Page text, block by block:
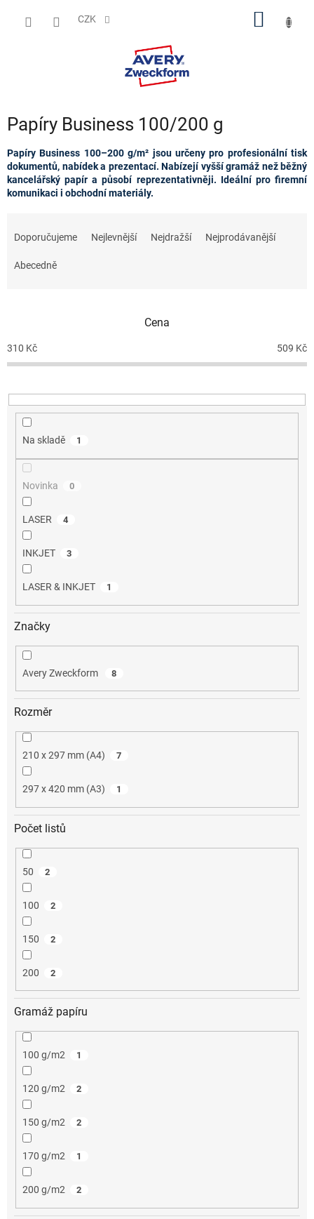
CZK
Papíry Business 100/200 g
Papíry Business 100–200 g/m² jsou určeny pro profesionální tisk
dokumentů, nabídek a prezentací. Nabízejí vyšší gramáž než běžný
kancelářský papír a působí reprezentativněji. Ideální pro firemní
komunikaci i obchodní materiály.
o
d
k
t
Doporučujeme Nejlevnější Nejdražší Nejprodávanější
Abecedně
Cena
310 Kč 509 Kč
Na skladě 1
Novinka 0
LASER 4
INKJET 3
LASER & INKJET 1
Značky
Avery Zweckform 8
Rozměr
210 x 297 mm (A4) 7
297 x 420 mm (A3) 1
Počet listů
50 2
100 2
150 2
200 2
Gramáž papíru
100 g/m2 1
120 g/m2 2
150 g/m2 2
170 g/m2 1
200 g/m2 2